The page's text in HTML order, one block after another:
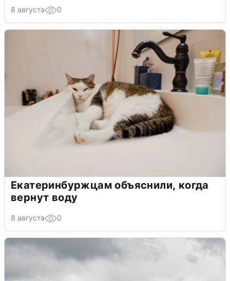
8 августа 0
Екатеринбуржцам объяснили, когда
вернут воду
8 августа 0